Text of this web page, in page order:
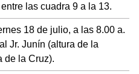
las cuadra 9 a la 13.
18 de julio, a las 8.00 a.
Jr. Junín (altura de la
de la Cruz).